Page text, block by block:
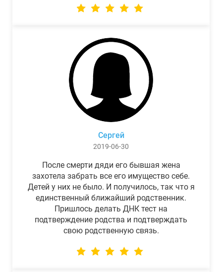
Сергей
2019-06-30
После смерти дяди его бывшая жена
захотела забрать все его имущество себе.
Детей у них не было. И получилось, так что я
единственный ближайший родственник.
Пришлось делать ДНК тест на
подтверждение родства и подтверждать
свою родственную связь.